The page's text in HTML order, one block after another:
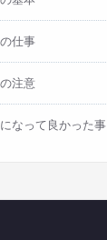
仕事
注意
なって良かった事